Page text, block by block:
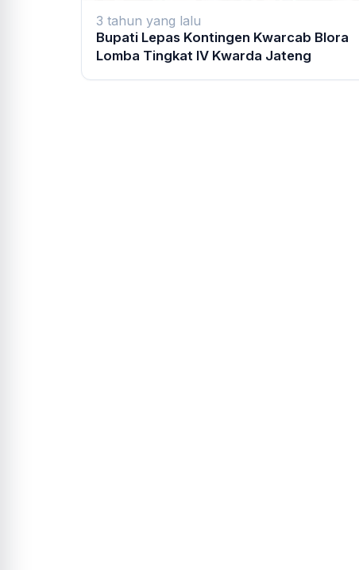
3 tahun yang lalu
Bupati Lepas Kontingen Kwarcab Blora
Lomba Tingkat IV Kwarda Jateng